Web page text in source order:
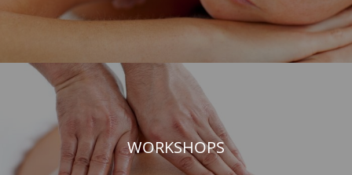
WORKSHOPS